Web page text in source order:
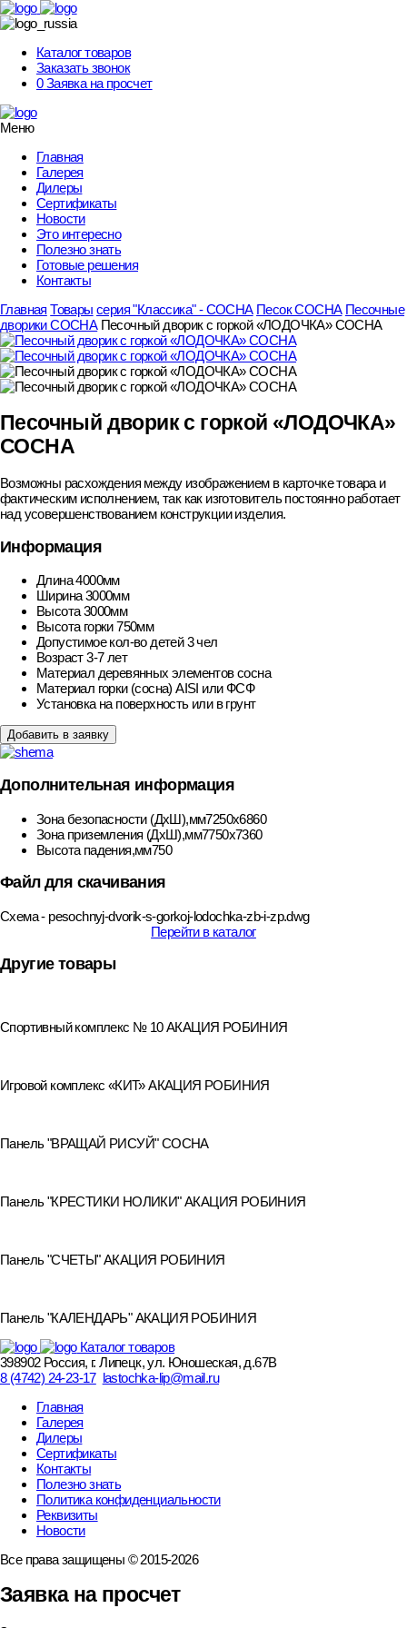
Skip
to
Каталог товаров
Заказать звонок
0 Заявка на просчет
Меню
Главная
Галерея
Дилеры
Сертификаты
Новости
Это интересно
Полезно знать
Готовые решения
Контакты
Главная Товары серия "Классика" - СОСНА Песок СОСНА Песочные
дворики СОСНА Песочный дворик с горкой «ЛОДОЧКА» СОСНА
Песочный дворик с горкой «ЛОДОЧКА»
СОСНА
Возможны расхождения между изображением в карточке товара и
фактическим исполнением, так как изготовитель постоянно работает
над усовершенствованием конструкции изделия.
Информация
Длина 4000мм
Ширина 3000мм
Высота 3000мм
Высота горки 750мм
Допустимое кол-во детей 3 чел
Возраст 3-7 лет
Материал деревянных элементов сосна
Материал горки (сосна) AISI или ФСФ
Установка на поверхность или в грунт
Добавить в заявку
Дополнительная информация
Зона безопасности (ДхШ),мм7250х6860
Зона приземления (ДхШ),мм7750х7360
Высота падения,мм750
Файл для скачивания
Схема - pesochnyj-dvorik-s-gorkoj-lodochka-zb-i-zp.dwg
Перейти в каталог
Другие товары
Спортивный комплекс № 10 АКАЦИЯ РОБИНИЯ
Игровой комплекс «КИТ» АКАЦИЯ РОБИНИЯ
Панель "ВРАЩАЙ РИСУЙ" СОСНА
Панель "КРЕСТИКИ НОЛИКИ" АКАЦИЯ РОБИНИЯ
Панель "СЧЕТЫ" АКАЦИЯ РОБИНИЯ
Панель "КАЛЕНДАРЬ" АКАЦИЯ РОБИНИЯ
Каталог товаров
398902 Россия, г. Липецк, ул. Юношеская, д.67В
8 (4742) 24-23-17 lastochka-lip@mail.ru
Главная
Галерея
Дилеры
Сертификаты
Контакты
Полезно знать
Политика конфиденциальности
Реквизиты
Новости
Все права защищены © 2015-2026
Заявка на просчет